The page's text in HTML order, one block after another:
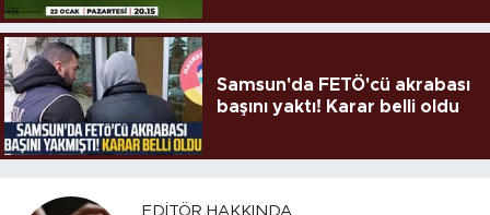
Samsun'da FETÖ'cü akrabası
başını yaktı! Karar belli oldu
EDITÖR HAKKINDA